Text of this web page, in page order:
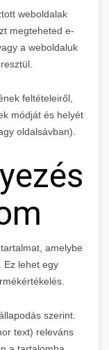
weboldalak
megteheted e-
a weboldaluk
feltételeiről,
módját és helyét
oldalsávban).
amelybe
Ez lehet egy
szerint.
text) releváns